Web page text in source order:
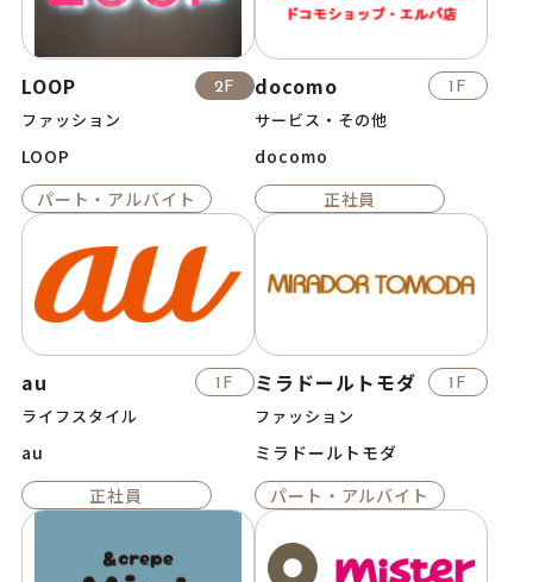
LOOP 2F
ファッション
LOOP
パート・アルバイト
docomo 1F
サービス・その他
docomo
正社員
au 1F
ライフスタイル
au
正社員
ミラドールトモダ 1F
ファッション
ミラドールトモダ
パート・アルバイト